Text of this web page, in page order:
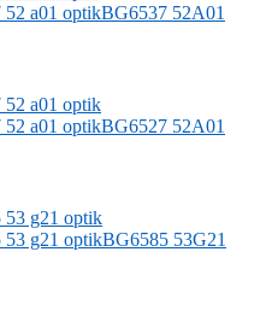
BG6537 52A01
BG6527 52A01
BG6585 53G21